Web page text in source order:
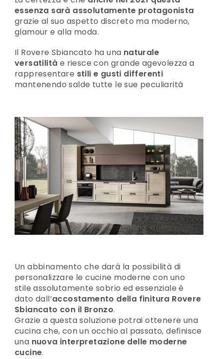
essenza sarà assolutamente protagonista
grazie al suo aspetto discreto ma moderno,
glamour e alla moda.
Il Rovere Sbiancato ha una naturale
versatilità e riesce con grande agevolezza a
rappresentare stili e gusti differenti
mantenendo salde tutte le sue peculiarità
Un abbinamento che darà la possibilità di
personalizzare le cucine moderne con uno
stile assolutamente sobrio ed essenziale è
dato dall’accostamento della finitura Rovere
Sbiancato con il Bronzo.
Grazie a questa soluzione potrai ottenere una
cucina che, con un occhio al passato, definisce
una nuova interpretazione delle moderne
cucine.